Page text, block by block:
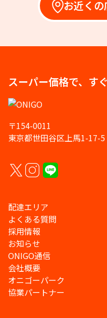
お近く
スーパー価格で、す
〒154-0011
東京都世田谷区上馬1-17-5
配達エリア
よくある質問
採用情報
お知らせ
ONIGO通信
会社概要
オニゴーパーク
協業パートナー